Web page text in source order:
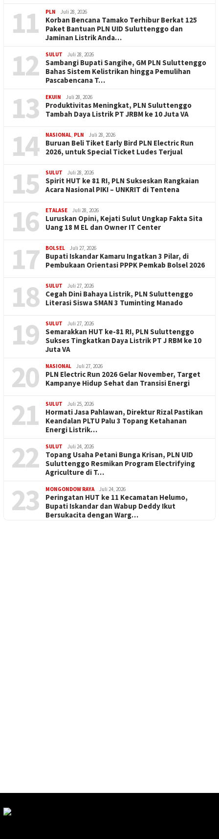
11 PLN Juli 28, 2026
Korban Bencana Tamako Terhibur Berkat 125
Paket Bantuan PLN UID Suluttenggo dan
Jaminan Listrik Anda…
12 SULUT Juli 28, 2026
Sambangi Bupati Sangihe, GM PLN Suluttenggo
Bahas Sistem Kelistrikan hingga Pemulihan
Pascabencana T…
13 EKUIN Juli 28, 2026
Produktivitas Meningkat, PLN Suluttenggo
Tambah Daya Listrik PT JRBM ke 10 Juta VA
14 NASIONAL PLN Juli 28, 2026
Buruan Beli Tiket Early Bird PLN Electric Run
2026, untuk Special Ticket Ludes Terjual
15 SULUT Juli 28, 2026
Spirit HUT ke 81 RI, PLN Sukseskan Rangkaian
Acara Nasional PIKI – UNKRIT di Tentena
16 ETALASE Juli 28, 2026
Luruskan Opini, Kejati Sulut Ungkap Fakta Sita
Uang 18 M EL dan Owner IT Center
17 BOLSEL Juli 27, 2026
Bupati Iskandar Kamaru Ingatkan 3 Pilar, di
Pembukaan Orientasi PPPK Pemkab Bolsel 2026
18 SULUT Juli 27, 2026
Cegah Dini Bahaya Listrik, PLN Suluttenggo
Literasi Siswa SMAN 3 Tuminting Manado
19 SULUT Juli 27, 2026
Semarakkan HUT ke-81 RI, PLN Suluttenggo
Sukses Tingkatkan Daya Listrik PT J RBM ke 10
Juta VA
20 NASIONAL Juli 27, 2026
PLN Electric Run 2026 Gelar November, Target
Kampanye Hidup Sehat dan Transisi Energi
21 SULUT Juli 25, 2026
Hormati Jasa Pahlawan, Direktur Rizal Pastikan
Keandalan PLTU Palu 3 Topang Ketahanan
Energi Listrik…
22 SULUT Juli 24, 2026
Topang Usaha Petani Bunga Krisan, PLN UID
Suluttenggo Resmikan Program Electrifying
Agriculture di T…
23 MONGONDOW RAYA Juli 24, 2026
Peringatan HUT ke 11 Kecamatan Helumo,
Bupati Iskandar dan Wabup Deddy Ikut
Bersukacita dengan Warg…